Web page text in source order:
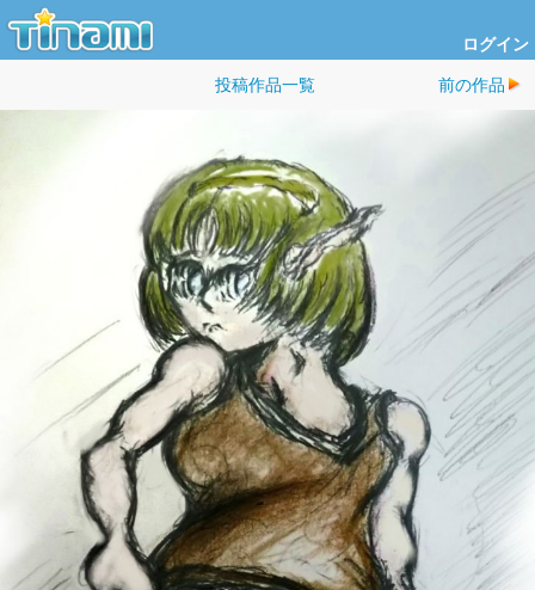
ログイン
投稿作品一覧 前の作品